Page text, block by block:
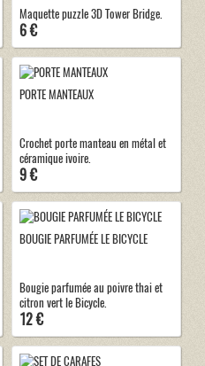
Maquette puzzle 3D Tower Bridge.
6 €
PORTE MANTEAUX
Crochet porte manteau en métal et
céramique ivoire.
9 €
BOUGIE PARFUMÉE LE BICYCLE
Bougie parfumée au poivre thai et
citron vert le Bicycle.
12 €